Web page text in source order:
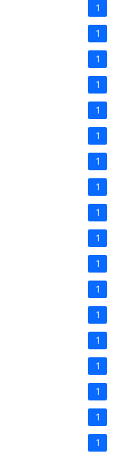
1
1
1
1
1
1
1
1
1
1
1
1
1
1
1
1
1
1